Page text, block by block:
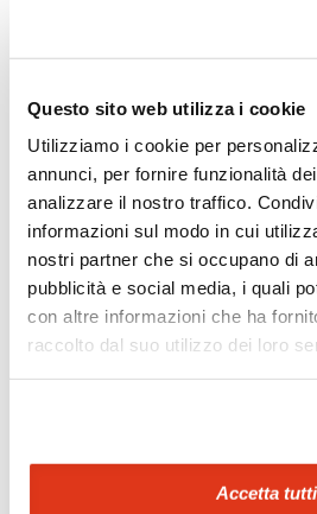
Questo sito web utilizza i cookie
Utilizziamo i cookie per
annunci, per fornire funzionalità
analizzare il nostro traffico.
informazioni sul modo in cui
nostri partner che si occupano di
pubblicità e social media, i quali
con altre informazioni che ha
raccolto dal suo utilizzo dei loro
Accetta tutti
Zoom
Offerte
Quotazioni di alcune proposte di